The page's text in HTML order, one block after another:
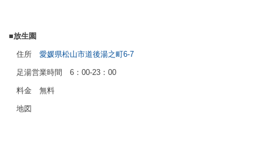
■放生園
住所 愛媛県松山市道後湯之町6-7
足湯営業時間 6 ： 00-23 ： 00
料金 無料
地図